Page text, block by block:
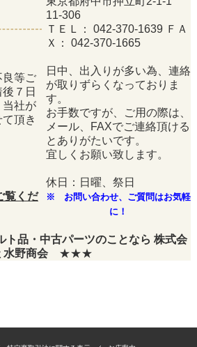
11-306
ＴＥＬ： 042-370-1639 ＦＡ
Ｘ： 042-370-1665
日中、出入りが多い為、連絡
が取りずらくなっておりま
す。
お手数ですが、ご用の際は、
メール、FAXでご連絡頂ける
とありがたいです。
宜しくお願い致します。
休日：日曜、祭日
良等ご
７日
当社が
頂き
覧くだ
※ お問い合わせ、ご質問はお気軽
に！
ト品・中古パーツのことなら 株式会
水野商会
★★★